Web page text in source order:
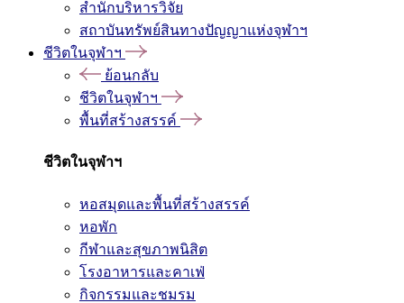
สำนักบริหารวิจัย
สถาบันทรัพย์สินทางปัญญาแห่งจุฬาฯ
ชีวิตในจุฬาฯ
ย้อนกลับ
ชีวิตในจุฬาฯ
พื้นที่สร้างสรรค์
ชีวิตในจุฬาฯ
หอสมุดและพื้นที่สร้างสรรค์
หอพัก
กีฬาและสุขภาพนิสิต
โรงอาหารและคาเฟ่
กิจกรรมและชมรม